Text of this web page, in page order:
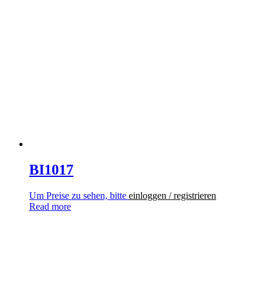
BI1017
Um Preise zu sehen, bitte einloggen / registrieren
Read more